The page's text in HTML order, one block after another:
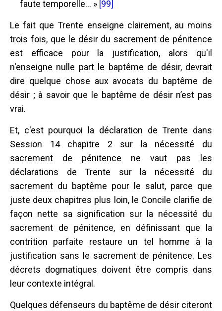
faute temporelle... » [99]
Le fait que Trente enseigne clairement, au moins
trois fois, que le désir du sacrement de pénitence
est efficace pour la justification, alors qu'il
n'enseigne nulle part le baptême de désir, devrait
dire quelque chose aux avocats du baptême de
désir ; à savoir que le baptême de désir n’est pas
vrai.
Et, c'est pourquoi la déclaration de Trente dans
Session 14 chapitre 2 sur la nécessité du
sacrement de pénitence ne vaut pas les
déclarations de Trente sur la nécessité du
sacrement du baptême pour le salut, parce que
juste deux chapitres plus loin, le Concile clarifie de
façon nette sa signification sur la nécessité du
sacrement de pénitence, en définissant que la
contrition parfaite restaure un tel homme à la
justification sans le sacrement de pénitence. Les
décrets dogmatiques doivent être compris dans
leur contexte intégral.
Quelques défenseurs du baptême de désir citeront